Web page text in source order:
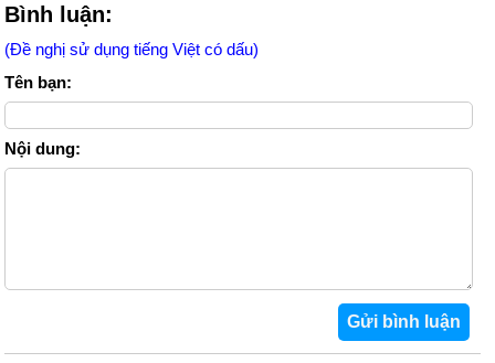
Bình luận:
(Đề nghị sử dụng tiếng Việt có dấu)
Tên bạn:
Nội dung: